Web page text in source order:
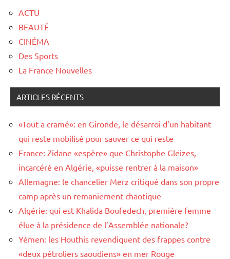
ACTU
BEAUTÉ
CINÉMA
Des Sports
La France Nouvelles
ARTICLES RÉCENTS
«Tout a cramé»: en Gironde, le désarroi d’un habitant
qui reste mobilisé pour sauver ce qui reste
France: Zidane «espère» que Christophe Gleizes,
incarcéré en Algérie, «puisse rentrer à la maison»
Allemagne: le chancelier Merz critiqué dans son propre
camp après un remaniement chaotique
Algérie: qui est Khalida Boufedech, première femme
élue à la présidence de l’Assemblée nationale?
Yémen: les Houthis revendiquent des frappes contre
«deux pétroliers saoudiens» en mer Rouge